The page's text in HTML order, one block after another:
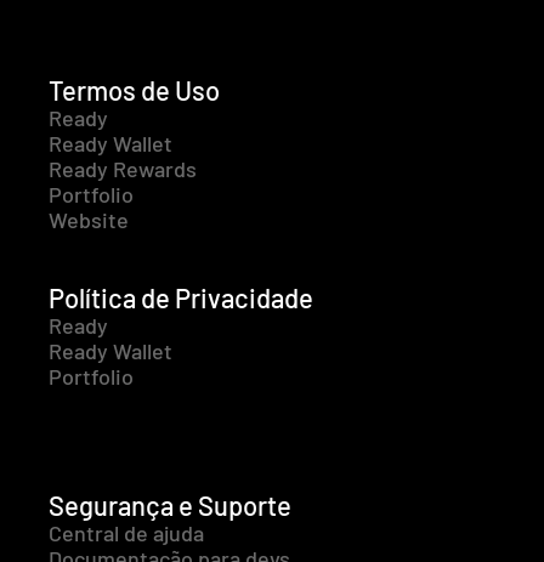
Termos de Uso
Ready
Ready Wallet
Ready Rewards
Portfolio
Website
Política de Privacidade
Ready
Ready Wallet
Portfolio
Segurança e Suporte
Central de ajuda